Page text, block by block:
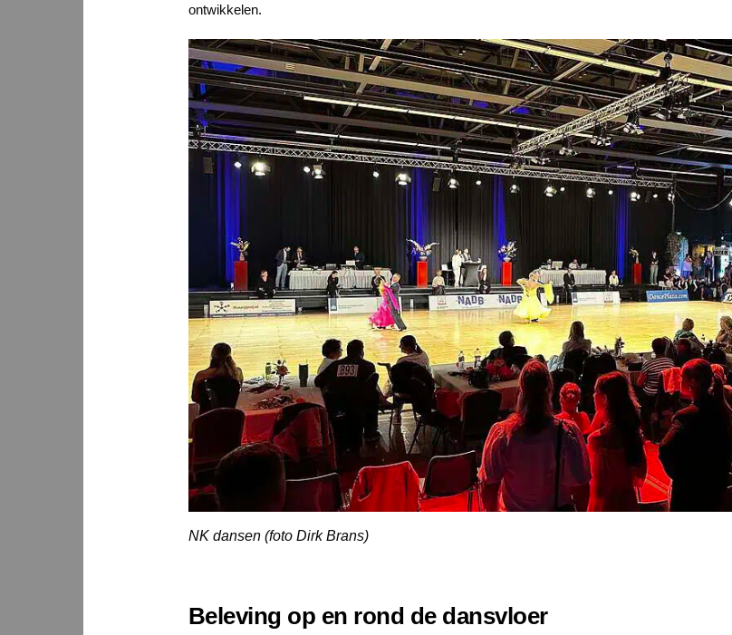
ontwikkelen.
NK dansen (foto Dirk Brans)
Beleving op en rond de dansvloer